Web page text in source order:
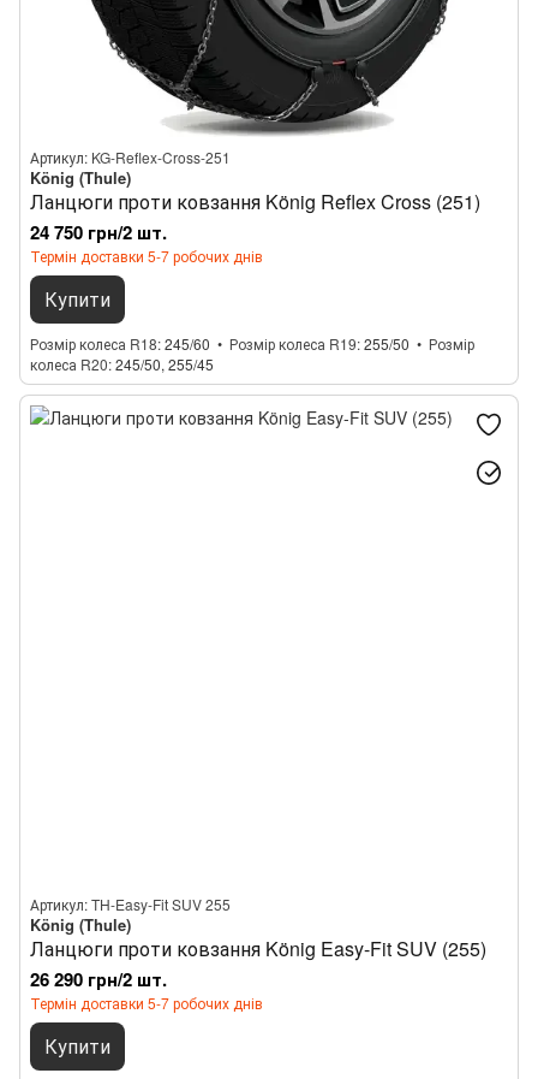
Артикул: KG-Reflex-Cross-251
König (Thule)
Ланцюги проти ковзання König Reflex Cross (251)
24 750 грн/2 шт.
Термін доставки 5-7 робочих днів
Купити
Розмір колеса R18 245/60 Розмір колеса R19 255/50
Розмір
колеса R20 245/50, 255/45
Артикул: TH-Easy-Fit SUV 255
König (Thule)
Ланцюги проти ковзання König Easy-Fit SUV (255)
26 290 грн/2 шт.
Термін доставки 5-7 робочих днів
Купити